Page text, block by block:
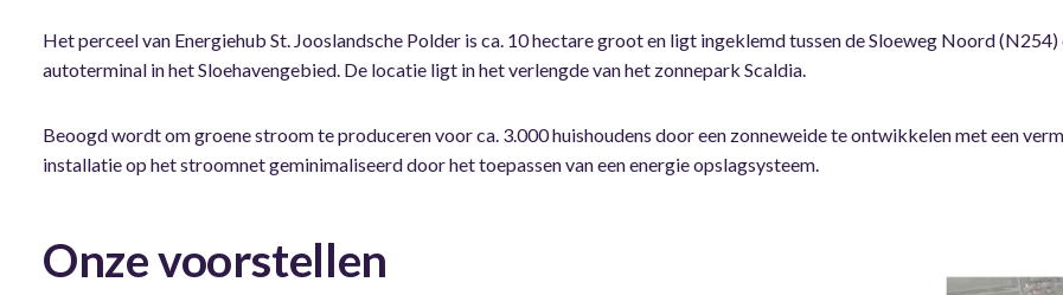
Het perceel van Energiehub St. Jooslandsche Polder is ca. 10 hectare groot en ligt ingeklemd tussen de Sloeweg Noord
autoterminal in het Sloehavengebied. De locatie ligt in het verlengde van het zonnepark Scaldia.
Beoogd wordt om groene stroom te produceren voor ca. 3.000 huishoudens door een zonneweide te ontwikkelen met een
installatie op het stroomnet geminimaliseerd door het toepassen van een energie opslagsysteem.
Onze voorstellen